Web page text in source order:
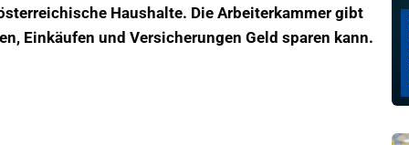
Haushalte. Die Arbeiterkammer gibt
Einkäufen und Versicherungen Geld sparen kann.